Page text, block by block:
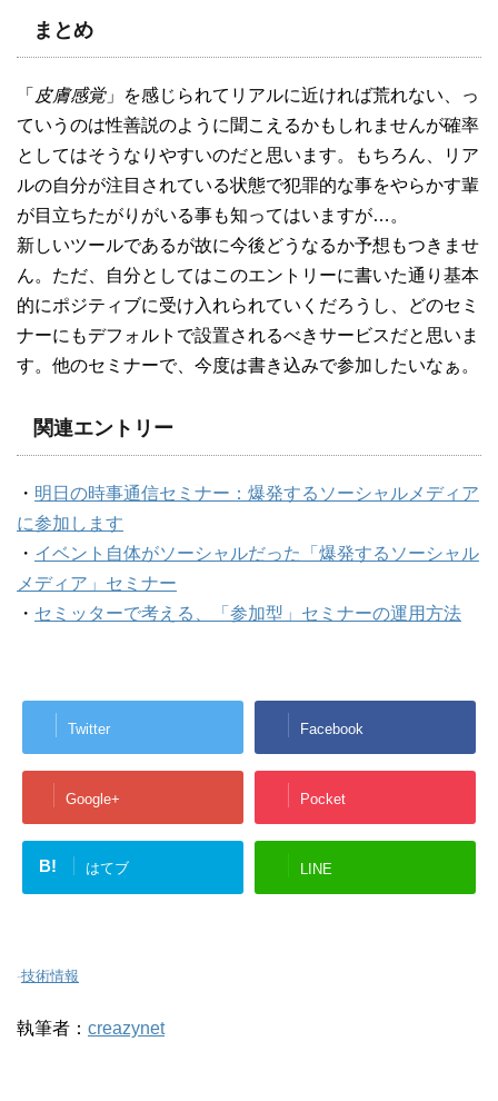
まとめ
「 皮膚感覚」を感じられてリアルに近ければ荒れない、っ
ていうのは性善説のように聞こえるかもしれませんが確率
としてはそうなりやすいのだと思います。もちろん、リア
ルの自分が注目されている状態で犯罪的な事をやらかす輩
が目立ちたがりがいる事も知ってはいますが…。
新しいツールであるが故に今後どうなるか予想もつきませ
ん。ただ、自分としてはこのエントリーに書いた通り基本
的にポジティブに受け入れられていくだろうし、どのセミ
ナーにもデフォルトで設置されるべきサービスだと思いま
す。他のセミナーで、今度は書き込みで参加したいなぁ。
関連エントリー
・ 明日の時事通信セミナー：爆発するソーシャルメディア
に参加します
・ イベント自体がソーシャルだった「爆発するソーシャル
メディア」セミナー
・ セミッターで考える、「参加型」セミナーの運用方法
Twitter Facebook
Google+ Pocket
B! はてブ LINE
-技術情報
執筆者： creazynet